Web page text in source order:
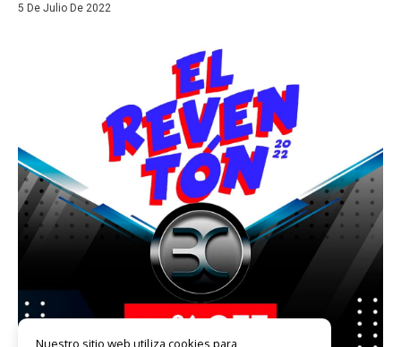
5 De Julio De 2022
Nuestro sitio web utiliza cookies para